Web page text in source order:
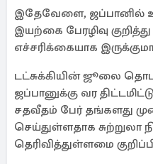
இதேவேளை, ஜப்பானில்
இயற்கை பேரழிவு
எச்சரிக்கையாக
டட்சுக்கியின் ஜூலை
ஜப்பானுக்கு வர
சதவீதம் பேர் தங்களது
செய்துள்ளதாக சுற்றுலா
தெரிவித்துள்ளமை